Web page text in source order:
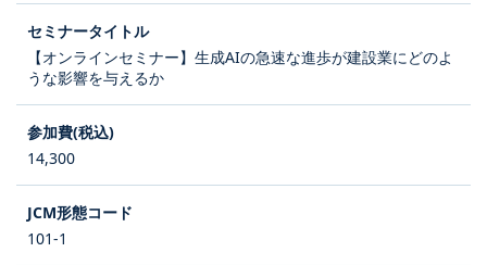
【オンラインセミナー】生成AIの急速な進歩が建設業にどのよ
うな影響を与えるか
14,300
101-1